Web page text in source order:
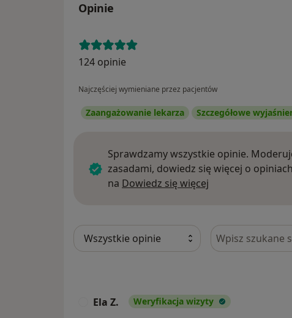
Opinie
124 opinie
Najczęściej wymieniane przez pacjentów
Zaangażowanie lekarza Szczegółowe
Sprawdzamy wszystkie opinie.
zasadami, dowiedz się więcej o
na Dowiedz się więcej
Szukaj w
Ela Z. Weryfikacja wizyty